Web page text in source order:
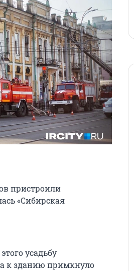
пристроили
«Сибирская
усадьбу
к зданию примкнуло